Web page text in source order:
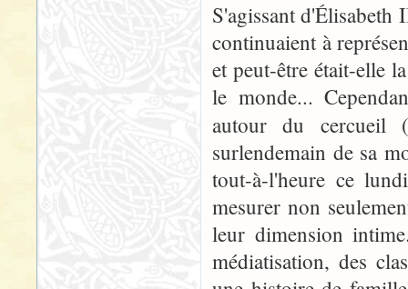
S'agissant d'Élisabeth
continuaient à
et peut-être était-elle
le monde...
autour du cercueil
surlendemain de sa
tout-à-l'heure ce
mesurer non
leur dimension
médiatisation, des